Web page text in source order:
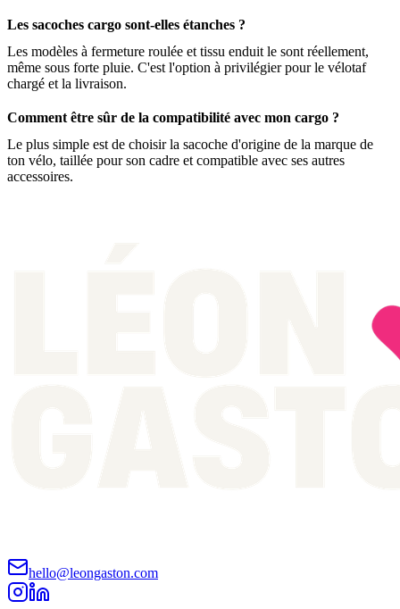
Les sacoches cargo sont-elles étanches ?
Les modèles à fermeture roulée et tissu enduit le sont réellement,
même sous forte pluie. C'est l'option à privilégier pour le vélotaf
chargé et la livraison.
Comment être sûr de la compatibilité avec mon cargo ?
Le plus simple est de choisir la sacoche d'origine de la marque de
ton vélo, taillée pour son cadre et compatible avec ses autres
accessoires.
hello@leongaston.com